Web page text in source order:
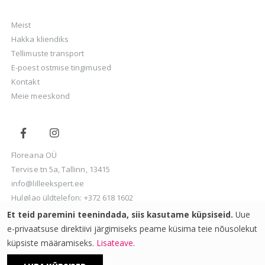
Et teid paremini teenindada, siis kasutame küpsiseid. Uue
e-privaatsuse direktiivi järgimiseks peame küsima teie nõusolekut
küpsiste määramiseks. Lisateave.
Meist
Hakka kliendiks
Tellimuste transport
E-poest ostmise tingimused
Kontakt
Meie meeskond
Floreana OÜ
Tervise tn 5a, Tallinn, 13415
info@lilleekspert.ee
Hulgilao üldtelefon: +372 618 1602
Ladu on avatud: E-R 8.00 - 16.00
Copyright © Floreana OÜ | Lumav Commerce